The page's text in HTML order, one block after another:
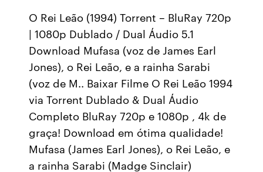
O Rei Leão (1994) Torrent – BluRay 720p
| 1080p Dublado / Dual Áudio 5.1
Download Mufasa (voz de James Earl
Jones), o Rei Leão, e a rainha Sarabi
(voz de M.. Baixar Filme O Rei Leão 1994
via Torrent Dublado & Dual Áudio
Completo BluRay 720p e 1080p , 4k de
graça! Download em ótima qualidade!
Mufasa (James Earl Jones), o Rei Leão, e
a rainha Sarabi (Madge Sinclair)